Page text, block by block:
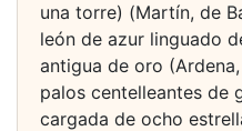
una torre) (Martín, de
león de azur linguado
antigua de oro
palos centelleantes de
cargada de ocho